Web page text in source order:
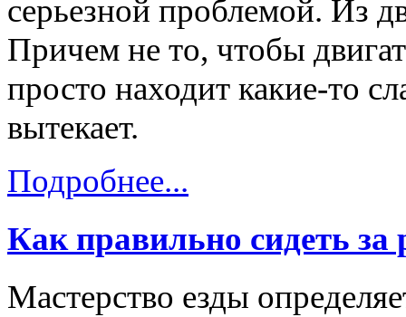
серьезной проблемой. Из
Причем не то, чтобы
просто находит какие-то
вытекает.
Подробнее...
Как правильно сидеть за
Мастерство езды